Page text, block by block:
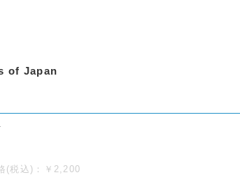
of Japan
(税込)：￥2,200